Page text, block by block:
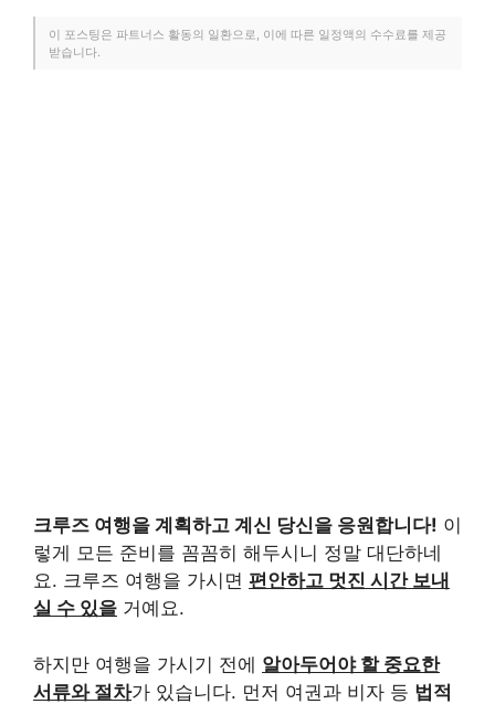
이 포스팅은 파트너스 활동의 일환으로, 이에 따른 일정액의 수수료를 제공
받습니다.
크루즈 여행을 계획하고 계신 당신을 응원합니다! 이
렇게 모든 준비를 꼼꼼히 해두시니 정말 대단하네
요. 크루즈 여행을 가시면 편안하고 멋진 시간 보내
실 수 있을 거예요.
하지만 여행을 가시기 전에 알아두어야 할 중요한
서류와 절차가 있습니다. 먼저 여권과 비자 등 법적